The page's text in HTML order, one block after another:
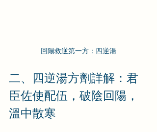
回陽救逆第一方：四逆湯
二、四逆湯方劑詳解：君
臣佐使配伍，破陰回陽，
溫中散寒